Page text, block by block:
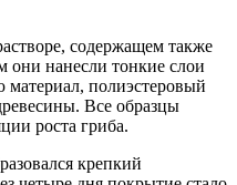
содержащем также
они нанесли тонкие слои
материал, полиэстеровый
Все образцы
роста гриба.
крепкий